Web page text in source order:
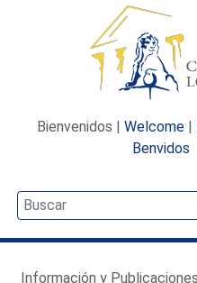
Bienvenidos | Welcome |
Benvidos
Información y Publicaciones